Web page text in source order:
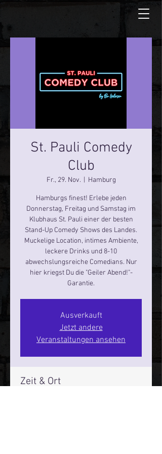
St. Pauli Comedy
Club
Fr., 29. Nov.
  |
Hamburg
Hamburgs finest! Erlebe jeden
Donnerstag, Freitag und Samstag im
Klubhaus St. Pauli einer der besten
Stand-Up Comedy Shows des Landes.
Muckelige Location, intimes Ambiente,
leckere Drinks und 8-10
abwechslungsreiche Comedians. Nur
hier kriegst Du die "Geiler Abend!"-
Garantie.
Ausverkauft
Jetzt andere
Veranstaltungen ansehen
Zeit & Ort